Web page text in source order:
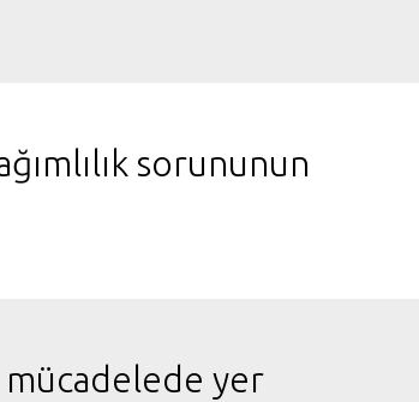
sorununun
mücadelede yer